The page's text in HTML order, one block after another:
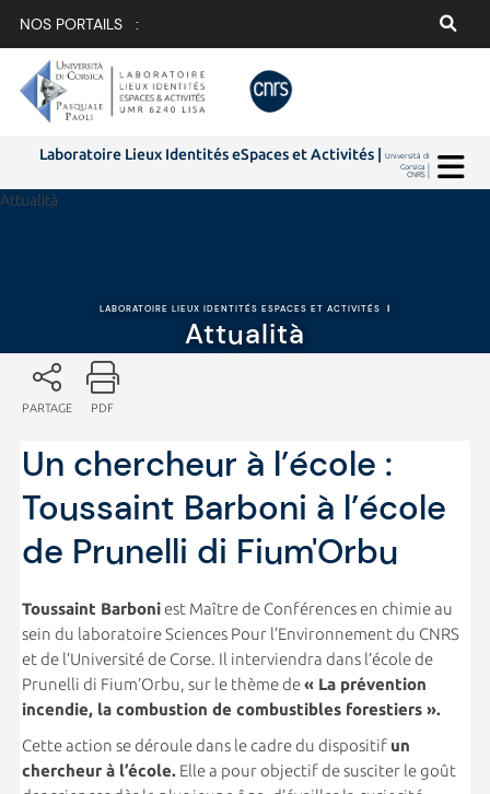
NOS PORTAILS :
Laboratoire Lieux Identités eSpaces et Activités |Università di
Corsica |
CNRS |
Attualità
LABORATOIRE LIEUX IDENTITÉS ESPACES ET ACTIVITÉS |
Attualità
PARTAGE PDF
Un chercheur à l’école :
Toussaint Barboni à l’école
de Prunelli di Fium'Orbu
Toussaint Barboniest Maître de Conférences en chimie au
sein du laboratoire Sciences Pour l’Environnement du CNRS
et de l’Université de Corse. Il interviendra dans l’école de
Prunelli di Fium’Orbu, sur le thème de« La prévention
incendie, la combustion de combustibles forestiers ».
Cette action se déroule dans le cadre du dispositif un
chercheur à l’école.Elle a pour objectif de susciter le goût